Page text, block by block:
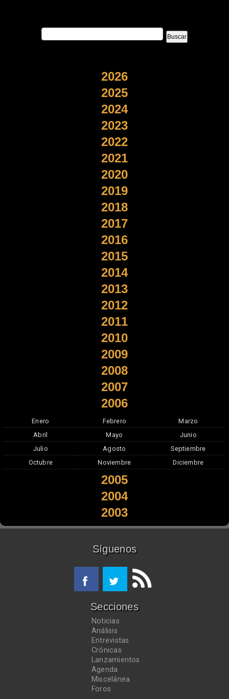
2026
2025
2024
2023
2022
2021
2020
2019
2018
2017
2016
2015
2014
2013
2012
2011
2010
2009
2008
2007
2006
Enero Febrero
Marzo
Abril
Mayo
Junio
Julio
Agosto
Septiembre
Octubre
Noviembre Diciembre
2005
2004
2003
Síguenos
Secciones
Noticias
Análisis
Entrevistas
Crónicas
Lanzamientos
Agenda
Miscelánea
Foros